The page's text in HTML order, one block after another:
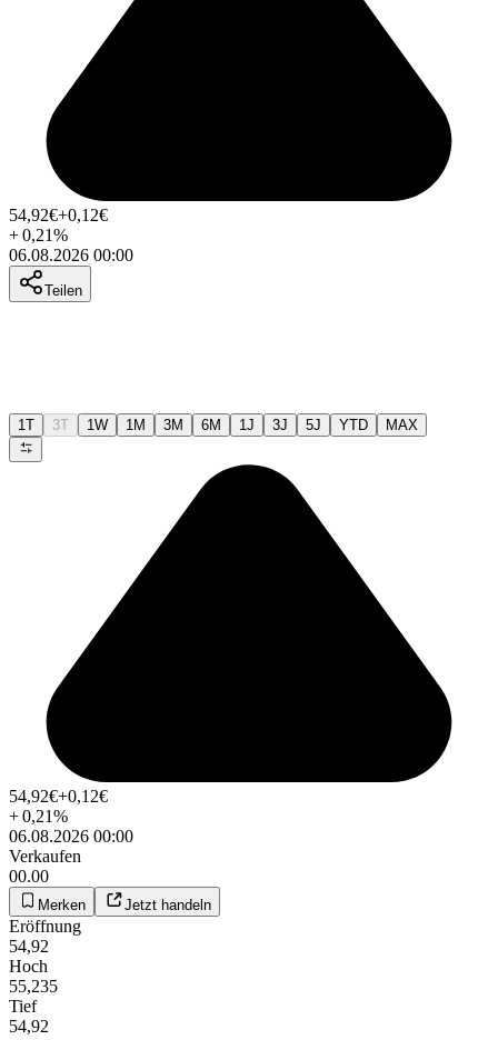
54,92€+0,12€
+0,21%
06.08.2026 00:00
Teilen
1T 3T 1W 1M 3M 6M 1J 3J 5J YTD MAX
54,92€+0,12€
+0,21%
06.08.2026 00:00
Verkaufen
00.00
Merken Jetzt handeln
Eröffnung
54,92
Hoch
55,235
Tief
54,92